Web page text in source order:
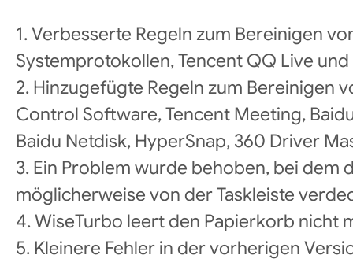
1. Verbesserte Regeln zum Bereinigen
Systemprotokollen, Tencent QQ Live und
2. Hinzugefügte Regeln zum Bereinigen
Control Software, Tencent Meeting,
Baidu Netdisk, HyperSnap, 360 Driver
3. Ein Problem wurde behoben, bei dem
möglicherweise von der Taskleiste
4. WiseTurbo leert den Papierkorb nicht
5. Kleinere Fehler in der vorherigen